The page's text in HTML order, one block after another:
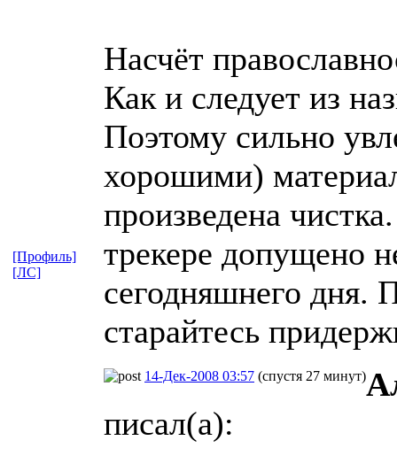
Насчёт
Как и следует из
Поэтому сильно
хорошими)
произведена
трекере допущено
сегодняшнего дня.
старайтесь
[Профиль]
[ЛС]
14-Дек-2008 03:57 (спустя 27 минут)
писал(а):